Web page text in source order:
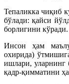
Тепаликка чиқиб
бўлади: қайси
борлигини кўради.
Инсон ҳам
охирида)
ишлари, уларнинг
қадр-қимматини